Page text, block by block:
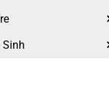
Sinh